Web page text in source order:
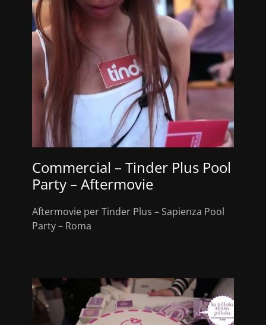
Commercial – Tinder Plus Pool
Party – Aftermovie
Aftermovie per Tinder Plus – Sapienza Pool
Party – Roma